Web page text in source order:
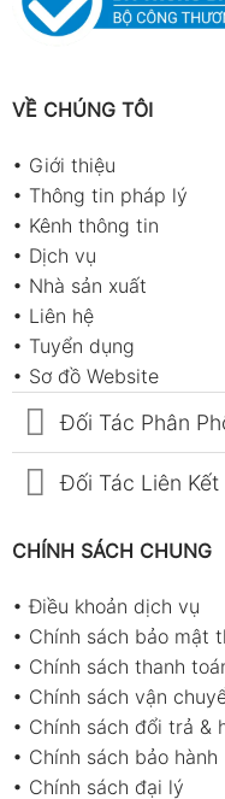
VỀ CHÚNG TÔI
• Giới thiệu
• Thông tin pháp lý
• Kênh thông tin
• Dịch vụ
• Nhà sản xuất
• Liên hệ
• Tuyển dụng
• Sơ đồ Website
Đối Tác Phân
Đối Tác Liên Kết
CHÍNH SÁCH CHUNG
•Điều khoản dịch vụ
• Chính sách bảo mật
• Chính sách thanh
• Chính sách vận
• Chính sách đổi trả &
• Chính sách bảo hành
• Chính sách đại lý